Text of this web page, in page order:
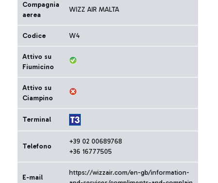
Compagnia
aerea
WIZZ AIR MALTA
Codice W4
Attivo su
Fiumicino
Attivo su
Ciampino
Terminal
Telefono
+39 02 00689768
+36 16777505
E-mail
https://wizzair.com/en-gb/information-